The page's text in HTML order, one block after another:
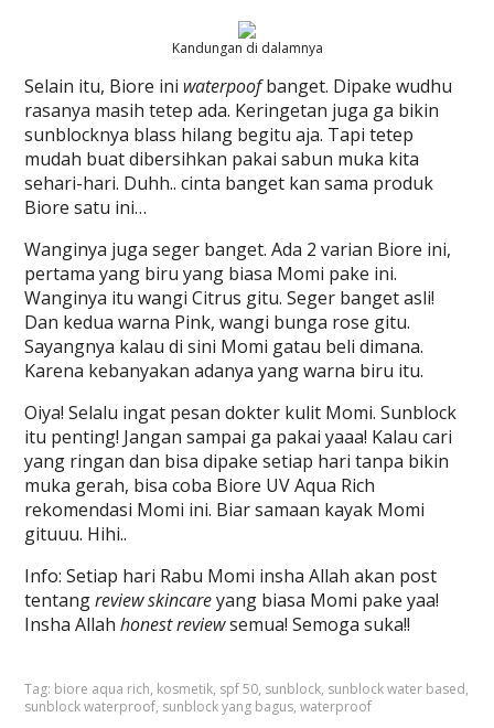
Kandungan di dalamnya
Selain itu, Biore ini waterpoofbanget. Dipake wudhu
rasanya masih tetep ada. Keringetan juga ga bikin
sunblocknya blass hilang begitu aja. Tapi tetep
mudah buat dibersihkan pakai sabun muka kita
sehari-hari. Duhh.. cinta banget kan sama produk
Biore satu ini…
Wanginya juga seger banget. Ada 2 varian Biore ini,
pertama yang biru yang biasa Momi pake ini.
Wanginya itu wangi Citrus gitu. Seger banget asli!
Dan kedua warna Pink, wangi bunga rose gitu.
Sayangnya kalau di sini Momi gatau beli dimana.
Karena kebanyakan adanya yang warna biru itu.
Oiya! Selalu ingat pesan dokter kulit Momi. Sunblock
itu penting! Jangan sampai ga pakai yaaa! Kalau cari
yang ringan dan bisa dipake setiap hari tanpa bikin
muka gerah, bisa coba Biore UV Aqua Rich
rekomendasi Momi ini. Biar samaan kayak Momi
gituuu. Hihi..
Info: Setiap hari Rabu Momi insha Allah akan post
tentangreviewskincareyang biasa Momi pake yaa!
Insha Allahhonestreviewsemua! Semoga suka!!
Tag: biore aqua rich, kosmetik, spf 50, sunblock, sunblock water based,
sunblock waterproof, sunblock yang bagus,waterproof